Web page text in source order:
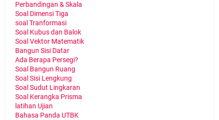
Perbandingan & Skala
Soal Dimensi Tiga
soal Tranformasi
Soal Kubus dan Balok
Soal Vektor Matematik
Bangun Sisi Datar
Ada Berapa Persegi?
Soal Bangun Ruang
Soal Sisi Lengkung
Soal Sudut Lingkaran
Soal Kerangka Prisma
latihan Ujian
Bahasa Panda UTBK